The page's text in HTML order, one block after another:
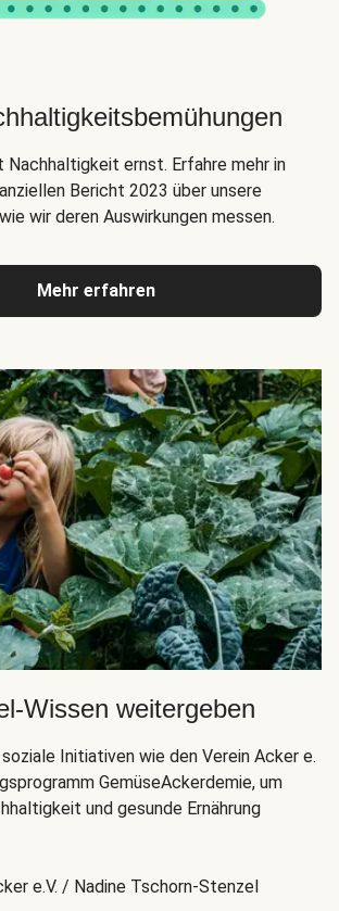
Nachhaltigkeit ernst. Erfahre mehr in
Bericht 2023 über unsere
wir deren Auswirkungen messen.
Mehr erfahren
Wissen weitergeben
Initiativen wie den Verein Acker e.
GemüseAckerdemie, um
und gesunde Ernährung
e.V. / Nadine Tschorn-Stenzel